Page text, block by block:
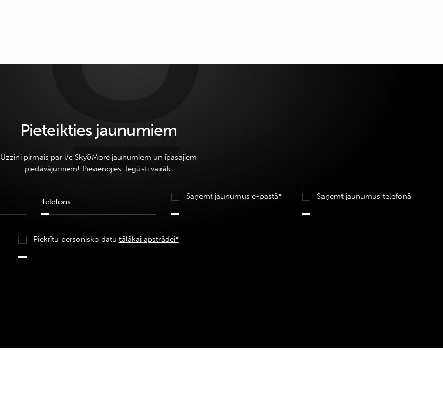
Pieteikties jaunumiem
Uzzini pirmais par i/c Sky&More jaunumiem un īpašajiem
piedāvājumiem! Pievienojies. Iegūsti vairāk.
Saņemt jaunumus e-pastā* Saņemt jaunumus telefonā
Piekrītu personisko datu tālākai apstrādei*